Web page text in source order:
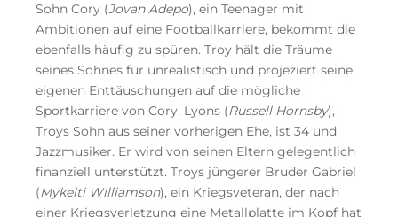
Sohn Cory (Jovan Adepo), ein Teenager mit
Ambitionen auf eine Footballkarriere, bekommt die
ebenfalls häufig zu spüren. Troy hält die Träume
seines Sohnes für unrealistisch und projeziert seine
eigenen Enttäuschungen auf die mögliche
Sportkarriere von Cory. Lyons (Russell Hornsby),
Troys Sohn aus seiner vorherigen Ehe, ist 34 und
Jazzmusiker. Er wird von seinen Eltern gelegentlich
finanziell unterstützt. Troys jüngerer Bruder Gabriel
(Mykelti Williamson), ein Kriegsveteran, der nach
einer Kriegsverletzung eine Metallplatte im Kopf hat